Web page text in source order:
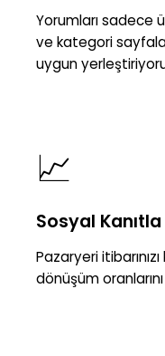
Yorumları sadece
ve kategori
uygun
📈
Sosyal Kanıtla
Pazaryeri
dönüşüm